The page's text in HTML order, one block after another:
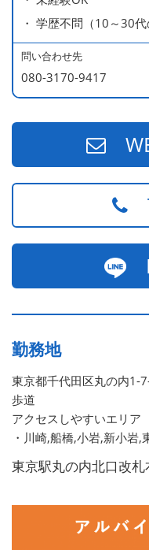
・ 学歴不問（10～30代
問い合わせ先
080-3170-9417
勤務地
東京都千代田区丸の内1-
歩道
アクセスしやすいエリア
・川崎,船橋,小岩,新小岩,
東京駅丸の内北口改